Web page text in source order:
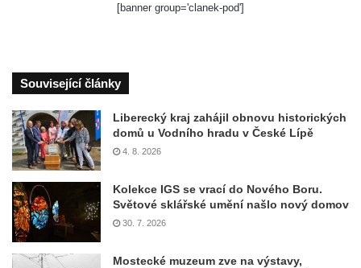
[banner group='clanek-pod']
Související články
Liberecký kraj zahájil obnovu historických
domů u Vodního hradu v České Lípě
4. 8. 2026
Kolekce IGS se vrací do Nového Boru.
Světové sklářské umění našlo nový domov
30. 7. 2026
Mostecké muzeum zve na výstavy,